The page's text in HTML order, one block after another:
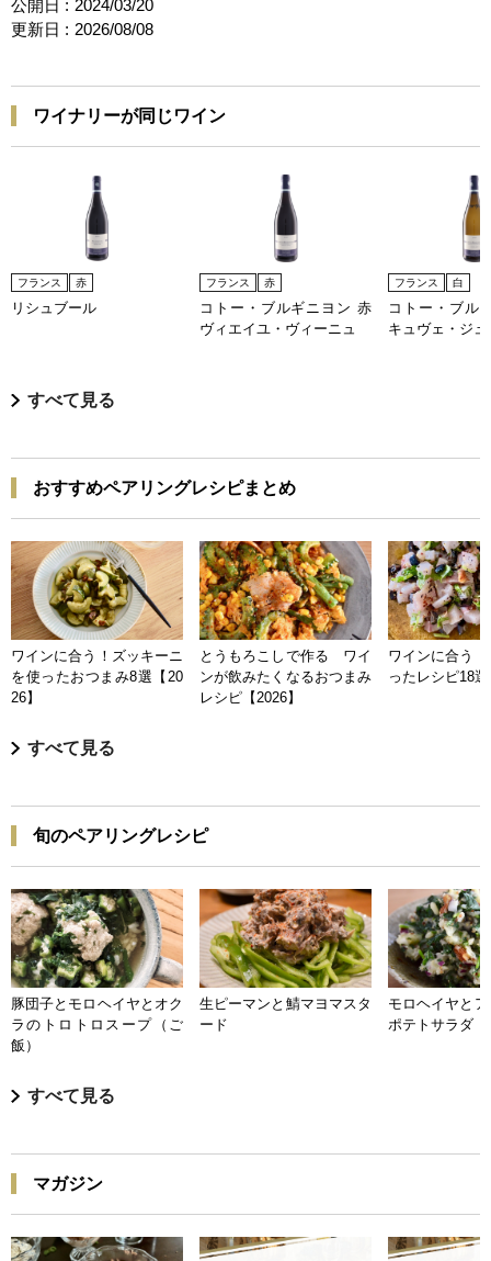
公開日 : 2024/03/20
更新日 : 2026/08/08
ワイナリーが同じワイン
フランス 赤
リシュブール
フランス 赤
コトー・ブルギニヨン 赤
ヴィエイユ・ヴィーニュ
フランス 白
コトー・ブル
キュヴェ・ジュ
すべて見る
おすすめペアリングレシピまとめ
ワインに合う！ズッキーニ
を使ったおつまみ8選【20
26】
とうもろこしで作る ワイ
ンが飲みたくなるおつまみ
レシピ【2026】
ワインに合う
ったレシピ18
すべて見る
旬のペアリングレシピ
豚団子とモロヘイヤとオク
ラのトロトロスープ（ご
飯）
生ピーマンと鯖マヨマスタ
ード
モロヘイヤと
ポテトサラダ
すべて見る
マガジン